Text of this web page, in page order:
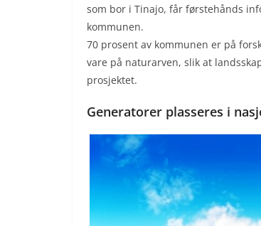
som bor i Tinajo, får førstehånds
kommunen.
70 prosent av kommunen er på
vare på naturarven, slik at
prosjektet.
Generatorer plasseres i